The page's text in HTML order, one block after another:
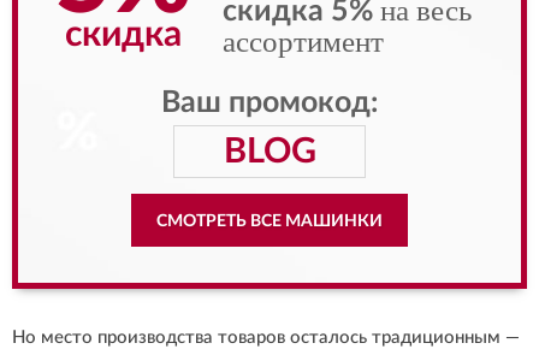
скидка
скидка 5% на весь
ассортимент
Ваш промокод:
BLOG
СМОТРЕТЬ ВСЕ МАШИНКИ
Но место производства товаров осталось традиционным —